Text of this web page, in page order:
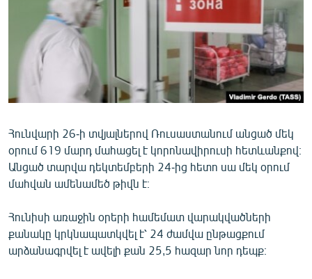
ՍՊՈՐՏ
ՄԵԿՆԱԲԱՆՈՒԹՅՈՒՆ
ՏՏ ԵՒ ԻՆՏԵՐՆԵՏ
ԿՈՐՈՆԱՎԻՐՈՒՍ
ՏԵՍԱՆՅՈՒԹԵՐ
ԲԱՆԱՎԵՃ
ՁԳՏԵԼՈՎ ԼԱՎԱԳՈՒՅՆԻՆ
ՓՈԴՔԱՍԹ
Հայերեն
Հունվարի 26-ի տվյալներով Ռուսաստանում անցած մեկ
օրում 619 մարդ մահացել է կորոնավիրուսի հետևանքով։
Անցած տարվա դեկտեմբերի 24-ից հետո սա մեկ օրում
մահվան ամենամեծ թիվն է։
Հունիսի առաջին օրերի համեմատ վարակվածների
քանակը կրկնապատկվել է՝ 24 ժամվա ընթացքում
արձանագրվել է ավելի քան 25,5 հազար նոր դեպք։